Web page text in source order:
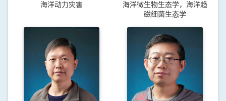
海洋动力灾害
海洋微生物生态学，海洋趋
磁细菌生态学